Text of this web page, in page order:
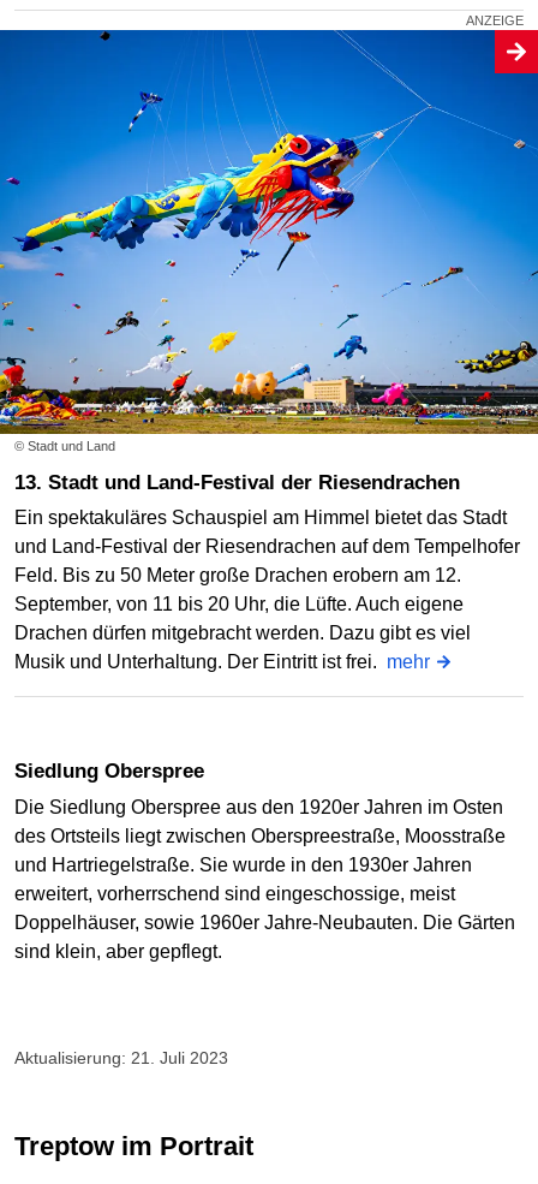
© Stadt und Land
13. Stadt und Land-Festival der Riesendrachen
Ein spektakuläres Schauspiel am Himmel bietet das Stadt
und Land-Festival der Riesendrachen auf dem Tempelhofer
Feld. Bis zu 50 Meter große Drachen erobern am 12.
September, von 11 bis 20 Uhr, die Lüfte. Auch eigene
Drachen dürfen mitgebracht werden. Dazu gibt es viel
Musik und Unterhaltung. Der Eintritt ist frei. mehr
Siedlung Oberspree
Die Siedlung Oberspree aus den 1920er Jahren im Osten
des Ortsteils liegt zwischen Oberspreestraße, Moosstraße
und Hartriegelstraße. Sie wurde in den 1930er Jahren
erweitert, vorherrschend sind eingeschossige, meist
Doppelhäuser, sowie 1960er Jahre-Neubauten. Die Gärten
sind klein, aber gepflegt.
Aktualisierung: 21. Juli 2023
Treptow im Portrait